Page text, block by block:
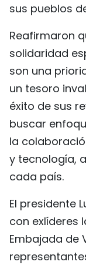
sus pueblos
Reafirmaron
solidaridad
son una
un tesoro
éxito de sus
buscar
la
y tecnología,
cada país.
El presidente
con exlíderes
Embajada de